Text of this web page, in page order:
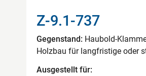
Z-9.1-737
Gegenstand: Haubold-
Holzbau für langfristige oder
Ausgestellt für: